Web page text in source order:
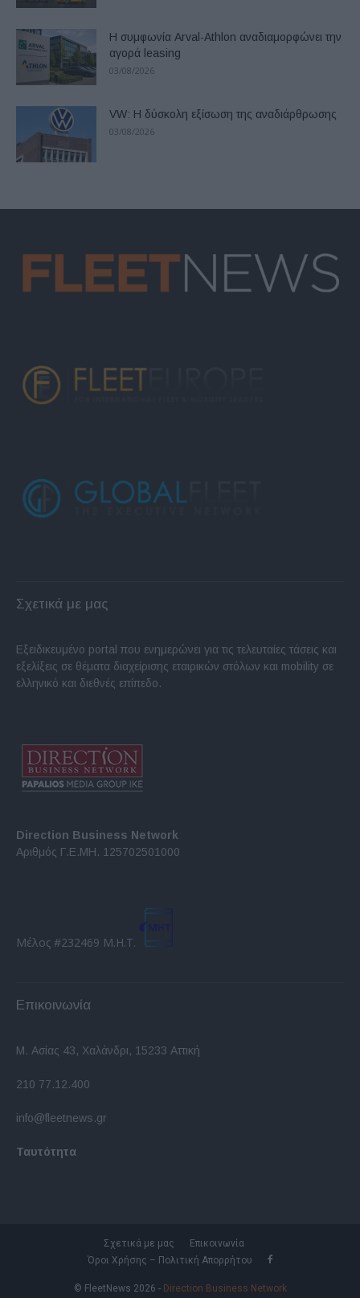
Η συμφωνία Arval-Athlon αναδιαμορφώνει την
αγορά leasing
03/08/2026
VW: Η δύσκολη εξίσωση της αναδιάρθρωσης
03/08/2026
Σχετικά με μας
Εξειδικευμένο portal που ενημερώνει για τις τελευταίες τάσεις και
εξελίξεις σε θέματα διαχείρισης εταιρικών στόλων και mobility σε
ελληνικό και διεθνές επίπεδο.
Direction Business Network
Αριθμός Γ.Ε.ΜΗ. 125702501000
Μέλος #232469 Μ.Η.Τ.
Επικοινωνία
Μ. Ασίας 43, Χαλάνδρι, 15233 Αττική
210 77.12.400
info@fleetnews.gr
Ταυτότητα
Σχετικά με μας
Επικοινωνία
Όροι Χρήσης – Πολιτική Απορρήτου
© FleetNews 2026 - Direction Business Network